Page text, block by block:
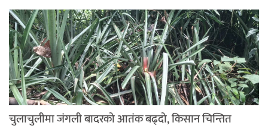
चुलाचुलीमा जंगली बादरको आतंक बढ्दो, किसान चिन्तित